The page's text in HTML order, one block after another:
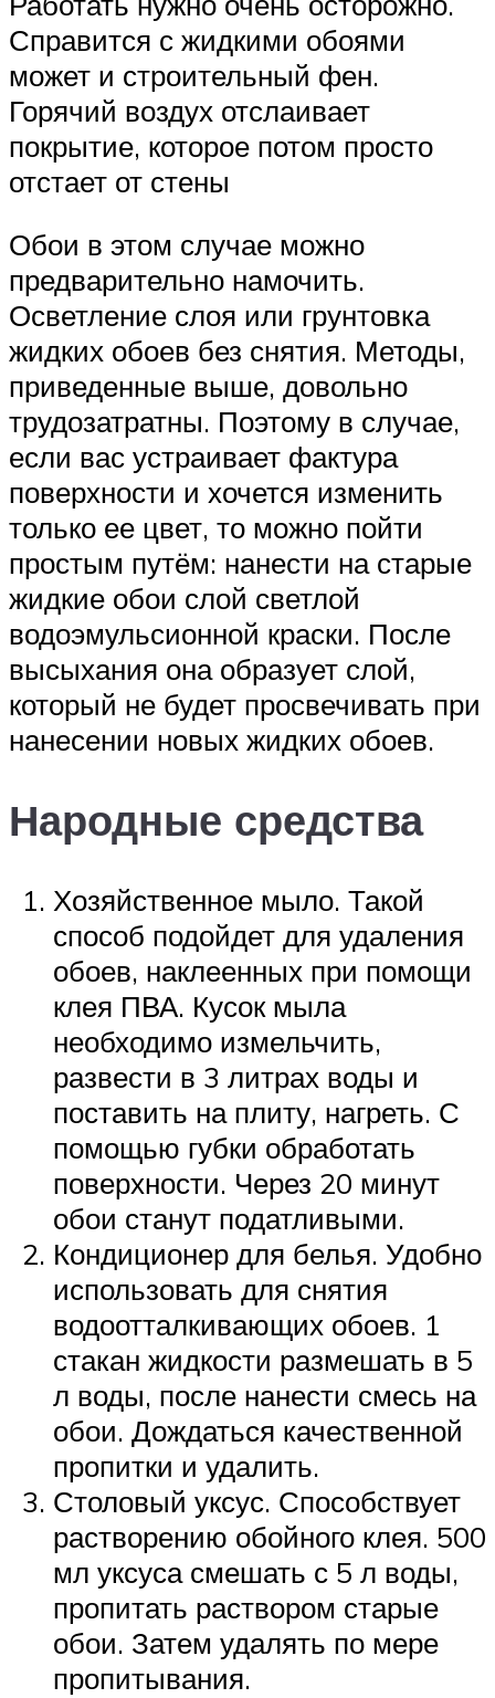
Справится с жидкими обоями
может и строительный фен.
Горячий воздух отслаивает
покрытие, которое потом просто
отстает от стены
Обои в этом случае можно
предварительно намочить.
Осветление слоя или грунтовка
жидких обоев без снятия. Методы,
приведенные выше, довольно
трудозатратны. Поэтому в случае,
если вас устраивает фактура
поверхности и хочется изменить
только ее цвет, то можно пойти
простым путём: нанести на старые
жидкие обои слой светлой
водоэмульсионной краски. После
высыхания она образует слой,
который не будет просвечивать при
нанесении новых жидких обоев.
Народные средства
Хозяйственное мыло. Такой
способ подойдет для удаления
обоев, наклеенных при помощи
клея ПВА. Кусок мыла
необходимо измельчить,
развести в 3 литрах воды и
поставить на плиту, нагреть. С
помощью губки обработать
поверхности. Через 20 минут
обои станут податливыми.
Кондиционер для белья. Удобно
использовать для снятия
водоотталкивающих обоев. 1
стакан жидкости размешать в 5
л воды, после нанести смесь на
обои. Дождаться качественной
пропитки и удалить.
Столовый уксус. Способствует
растворению обойного клея. 500
мл уксуса смешать с 5 л воды,
пропитать раствором старые
обои. Затем удалять по мере
пропитывания.